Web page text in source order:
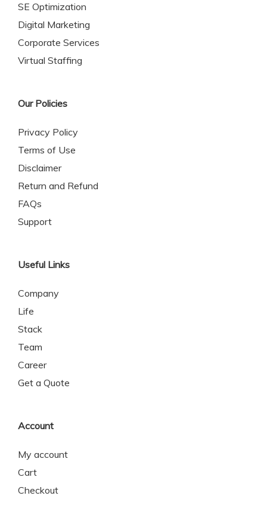
SE Optimization
Digital Marketing
Corporate Services
Virtual Staffing
Our Policies
Privacy Policy
Terms of Use
Disclaimer
Return and Refund
FAQs
Support
Useful Links
Company
Life
Stack
Team
Career
Get a Quote
Account
My account
Cart
Checkout